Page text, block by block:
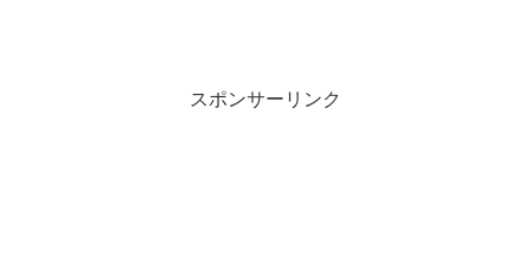
スポンサーリンク